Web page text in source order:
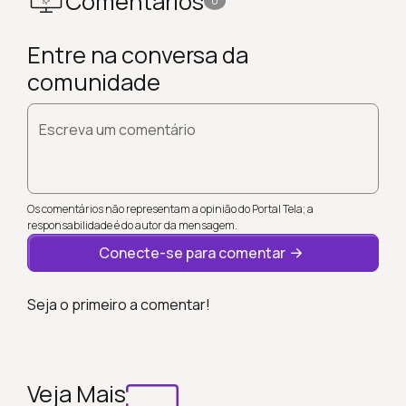
Entre na conversa da
comunidade
Escreva um comentário
Os comentários não representam a opinião do Portal Tela; a
responsabilidade é do autor da mensagem.
Conecte-se para comentar
Seja o primeiro a comentar!
Veja Mais